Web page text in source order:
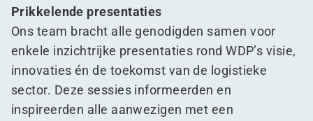
Prikkelende presentaties
Ons team bracht alle genodigden samen voor
enkele inzichtrijke presentaties rond WDP’s visie,
innovaties én de toekomst van de logistieke
sector. Deze sessies informeerden en
inspireerden alle aanwezigen met een